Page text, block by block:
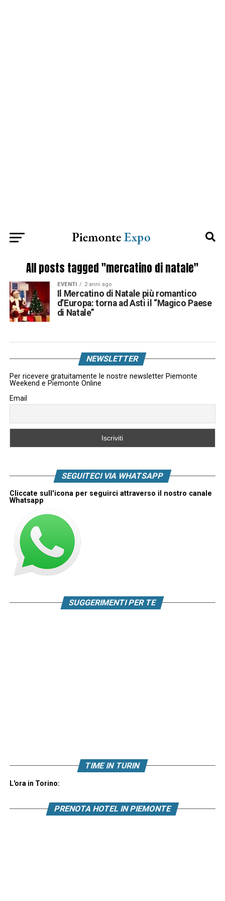
All posts tagged "mercatino di natale"
EVENTI 2 anni ago
Il Mercatino di Natale più romantico
d’Europa: torna ad Asti il “Magico Paese
di Natale”
NEWSLETTER
Per ricevere gratuitamente le nostre newsletter Piemonte
Weekend e Piemonte Online
Email
SEGUITECI VIA WHATSAPP
Cliccate sull'icona per seguirci attraverso il nostro canale
Whatsapp
SUGGERIMENTI PER TE
TIME IN TURIN
L'ora in Torino:
PRENOTA HOTEL IN PIEMONTE